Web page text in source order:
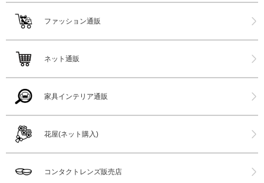
ファッション通販
ネット通販
家具インテリア通販
花屋(ネット購入)
コンタクトレンズ販売店